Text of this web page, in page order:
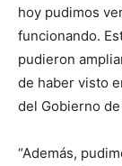
hoy pudimos
funcionando.
pudieron
de haber visto
del Gobierno de
“Además,